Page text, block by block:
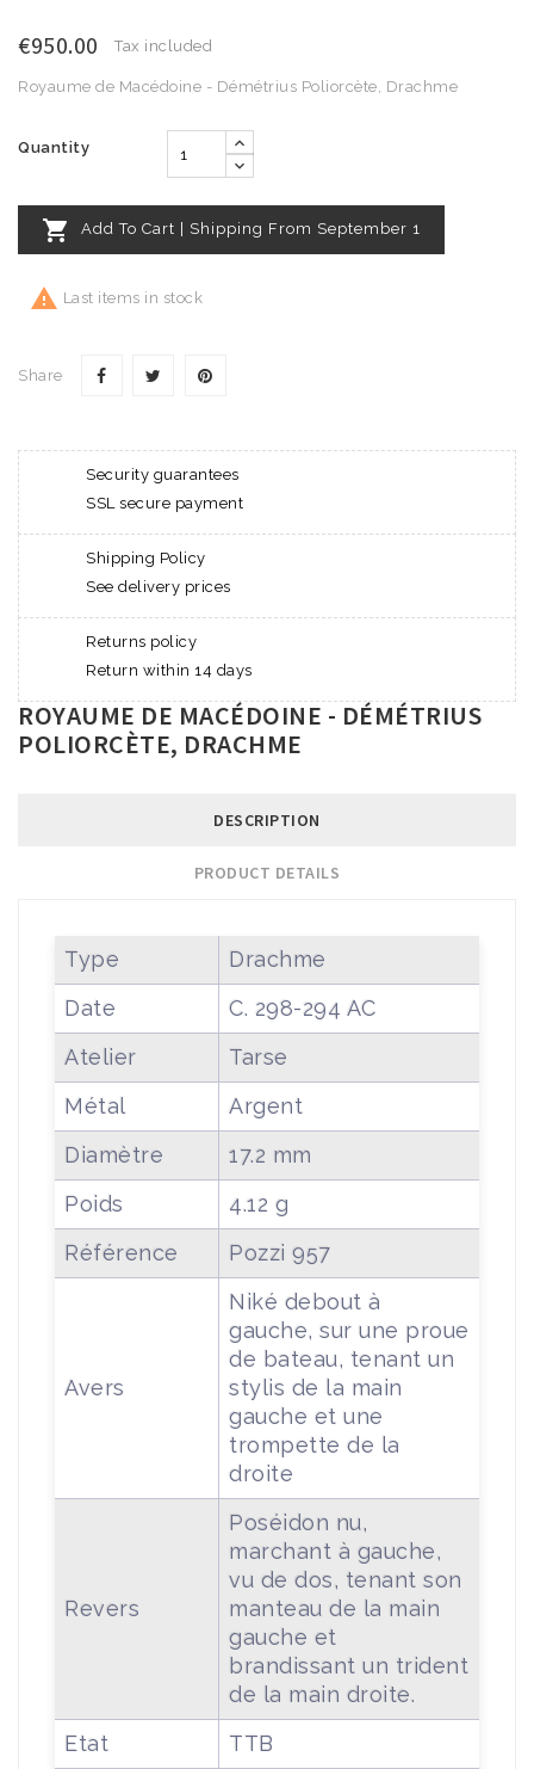
€950.00 Tax included
Royaume de Macédoine - Démétrius Poliorcète, Drachme
Quantity
 Add To Cart | Shipping From September 1
 Last items in stock
Share
Security guarantees
SSL secure payment
Shipping Policy
See delivery prices
Returns policy
Return within 14 days
ROYAUME DE MACÉDOINE - DÉMÉTRIUS
POLIORCÈTE, DRACHME
DESCRIPTION
PRODUCT DETAILS
Type
Drachme
Date
C. 298-294 AC
Atelier
Tarse
Métal
Argent
Diamètre
17.2 mm
Poids
4.12 g
Référence
Pozzi 957
Avers
Niké debout à
gauche, sur une proue
de bateau, tenant un
stylis de la main
gauche et une
trompette de la
droite
Revers
Poséidon nu,
marchant à gauche,
vu de dos, tenant son
manteau de la main
gauche et
brandissant un trident
de la main droite.
Etat
TTB